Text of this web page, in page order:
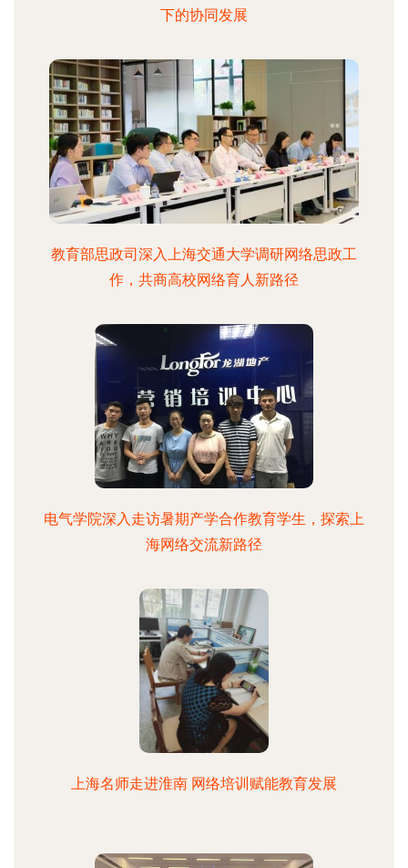
下的协同发展
教育部思政司深入上海交通大学调研网络思政工
作，共商高校网络育人新路径
电气学院深入走访暑期产学合作教育学生，探索上
海网络交流新路径
上海名师走进淮南 网络培训赋能教育发展